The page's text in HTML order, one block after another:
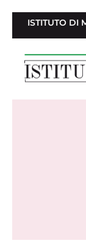
ISTITUTO DI